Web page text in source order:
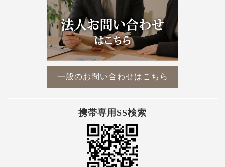
一般のお問い合わせはこちら
携帯専用SS検索